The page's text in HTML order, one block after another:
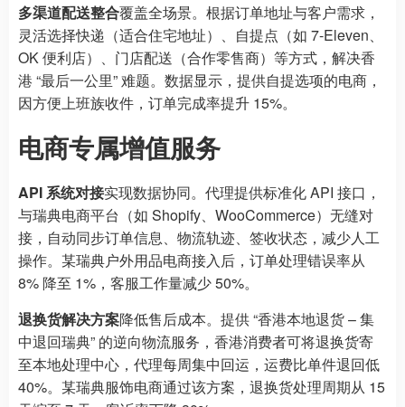
多渠道配送整合覆盖全场景。根据订单地址与客户需求，
灵活选择快递（适合住宅地址）、自提点（如 7-Eleven、
OK 便利店）、门店配送（合作零售商）等方式，解决香
港 “最后一公里” 难题。数据显示，提供自提选项的电商，
因方便上班族收件，订单完成率提升 15%。
电商专属增值服务
API 系统对接实现数据协同。代理提供标准化 API 接口，
与瑞典电商平台（如 Shopify、WooCommerce）无缝对
接，自动同步订单信息、物流轨迹、签收状态，减少人工
操作。某瑞典户外用品电商接入后，订单处理错误率从
8% 降至 1%，客服工作量减少 50%。
退换货解决方案降低售后成本。提供 “香港本地退货 – 集
中退回瑞典” 的逆向物流服务，香港消费者可将退换货寄
至本地处理中心，代理每周集中回运，运费比单件退回低
40%。某瑞典服饰电商通过该方案，退换货处理周期从 15